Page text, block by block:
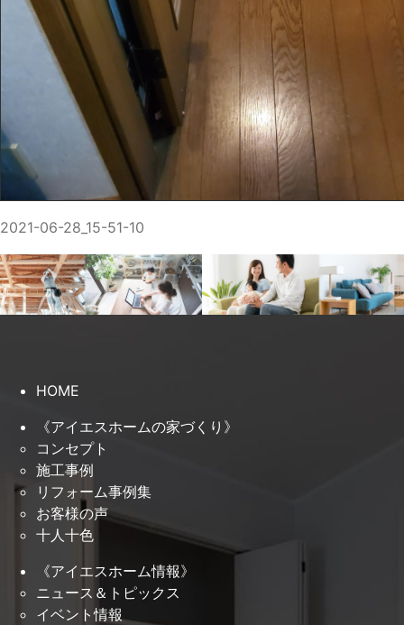
2021-06-28_15-51-10
HOME
《アイエスホームの家づくり》
コンセプト
施工事例
リフォーム事例集
お客様の声
十人十色
《アイエスホーム情報》
ニュース＆トピックス
イベント情報